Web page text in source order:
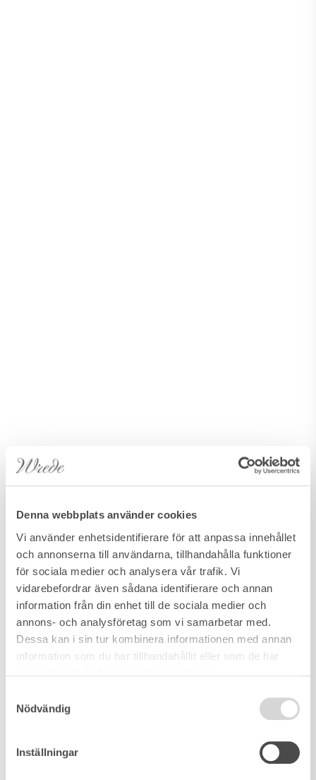
Denna webbplats använder cookies
Vi använder enhetsidentifierare för att anpassa innehållet
och annonserna till användarna, tillhandahålla funktioner
för sociala medier och analysera vår trafik. Vi
vidarebefordrar även sådana identifierare och annan
information från din enhet till de sociala medier och
annons- och analysföretag som vi samarbetar med.
Dessa kan i sin tur kombinera informationen med annan
information som du har tillhandahållit eller som de har
Nödvändig
Inställningar